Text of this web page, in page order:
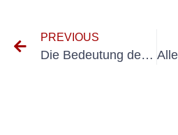
PREVIOUS
Die Bedeutung der DGUV Feuerwehr Geräteprüfung für den Brandschutz